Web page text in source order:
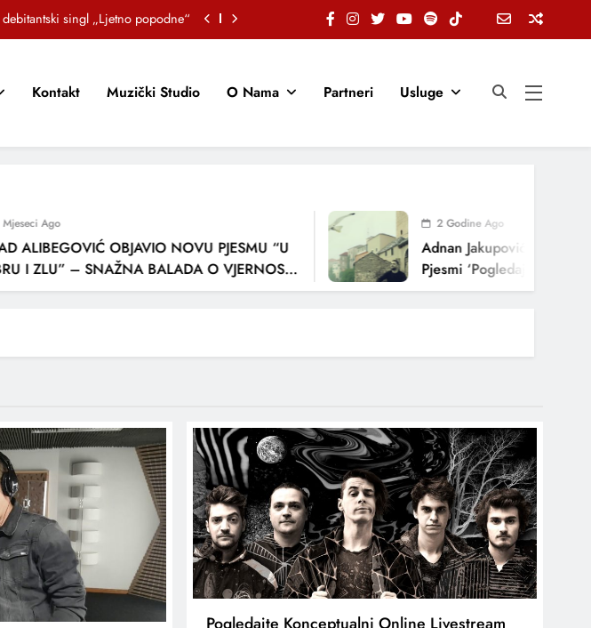
singl „Ljetno popodne“
MALIŠANE NA DOBRE NAVIKE
MALIŠANE NA DOBRE NAVIKE
Kontakt Muzički Studio O Nama Partneri Usluge
Ago
OBJAVIO NOVU PJESMU “U
I ZLU” – SNAŽNA BALADA O VJERNOSTI,
VREMENU KOJE NAS MIJENJA
2 Godine Ago
Adnan Jakupović Donosi
Pjesmi ‘Pogledaj Me’